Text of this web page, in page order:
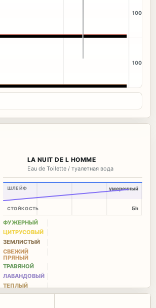
100
100
LA NUIT DE L HOMME
Eau de Toilette / туалетная вода
ШЛЕЙФ
СТОЙКОСТЬ
умеренный
5h
ФУЖЕРНЫЙ
ЦИТРУСОВЫЙ
ЗЕМЛИСТЫЙ
СВЕЖИЙ
ПРЯНЫЙ
ТРАВЯНОЙ
ЛАВАНДОВЫЙ
ТЕПЛЫЙ